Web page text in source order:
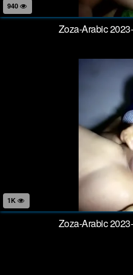
Zoza-Arabic
Zoza-Arabic